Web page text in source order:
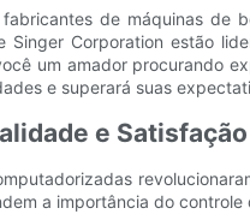
de máquinas de
Singer Corporation estão
um amador procurando
e superará suas
e
a importância do